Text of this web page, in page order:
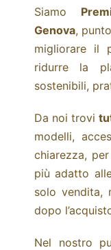
Siamo
Genova,
migliorare il
ridurre la
sostenibili,
Da noi trovi
modelli,
chiarezza,
più adatto
solo vendita,
dopo
Nel nostro